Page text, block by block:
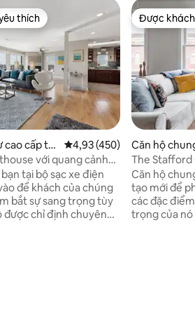
thích nhất
thích
cao cấp tại
Xếp hạng trung bình 4,93/
4,93 (450)
với quang cảnh
tại bộ sạc xe điện
để khách của chúng
bắt sự sang trọng tùy
được chỉ định chuyên
Được
Được
Căn hộ
Cincinnati
The Stafford
Căn hộ
tạo mới để
các đặc
trọng của nó